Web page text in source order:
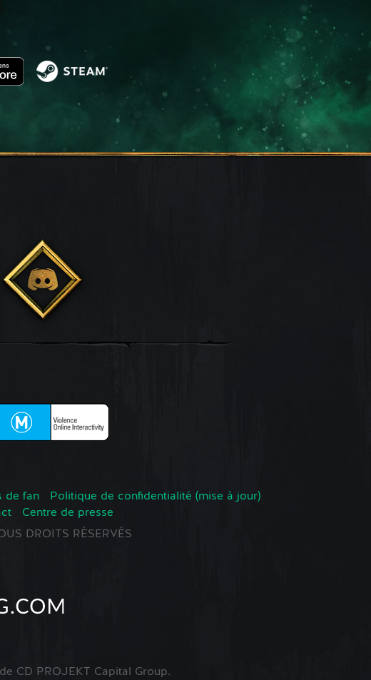
de fan
Politique de confidentialité (mise à jour)
Centre de presse
DROITS RÉSERVÉS
CD PROJEKT Capital Group.